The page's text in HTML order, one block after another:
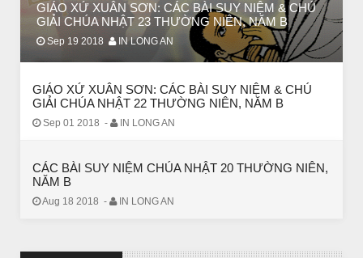
GIÁO XỨ XUÂN SƠN: CÁC BÀI SUY NIỆM & CHÚ
GIẢI CHÚA NHẬT 23 THƯỜNG NIÊN, NĂM B
Sep 19 2018 IN LONG AN
GIÁO XỨ XUÂN SƠN: CÁC BÀI SUY NIỆM & CHÚ
GIẢI CHÚA NHẬT 22 THƯỜNG NIÊN, NĂM B
Sep 01 2018 - IN LONG AN
CÁC BÀI SUY NIỆM CHÚA NHẬT 20 THƯỜNG NIÊN,
NĂM B
Aug 18 2018 - IN LONG AN
CHUYỆN Ý NGHĨA
Chuyện Ý Nghĩa: Chết vì yêu